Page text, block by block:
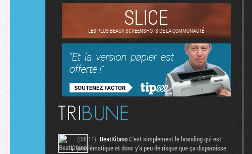
SLICE
LES PLUS BEAUX SCREENSHOTS DE LA COMMUNAUTÉ
(08h11) BeatKitanoC'est simplement le branding qui est
problématique et donc y'a peu de risque que ça disparaisse.